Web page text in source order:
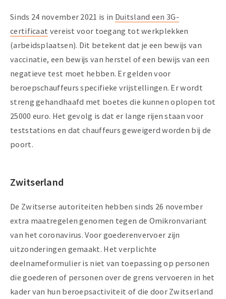
Sinds 24 november 2021 is in Duitsland een 3G-
certificaat vereist voor toegang tot werkplekken
(arbeidsplaatsen). Dit betekent dat je een bewijs van
vaccinatie, een bewijs van herstel of een bewijs van een
negatieve test moet hebben. Er gelden voor
beroepschauffeurs specifieke vrijstellingen. Er wordt
streng gehandhaafd met boetes die kunnen oplopen tot
25000 euro. Het gevolg is dat er lange rijen staan voor
teststations en dat chauffeurs geweigerd worden bij de
poort.
Zwitserland
De Zwitserse autoriteiten hebben sinds 26 november
extra maatregelen genomen tegen de Omikronvariant
van het coronavirus. Voor goederenvervoer zijn
uitzonderingen gemaakt. Het verplichte
deelnameformulier is niet van toepassing op personen
die goederen of personen over de grens vervoeren in het
kader van hun beroepsactiviteit of die door Zwitserland